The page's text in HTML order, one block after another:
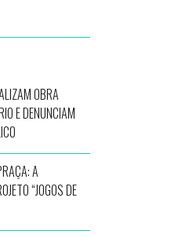
OBRA
E DENUNCIAM
A
“JOGOS DE